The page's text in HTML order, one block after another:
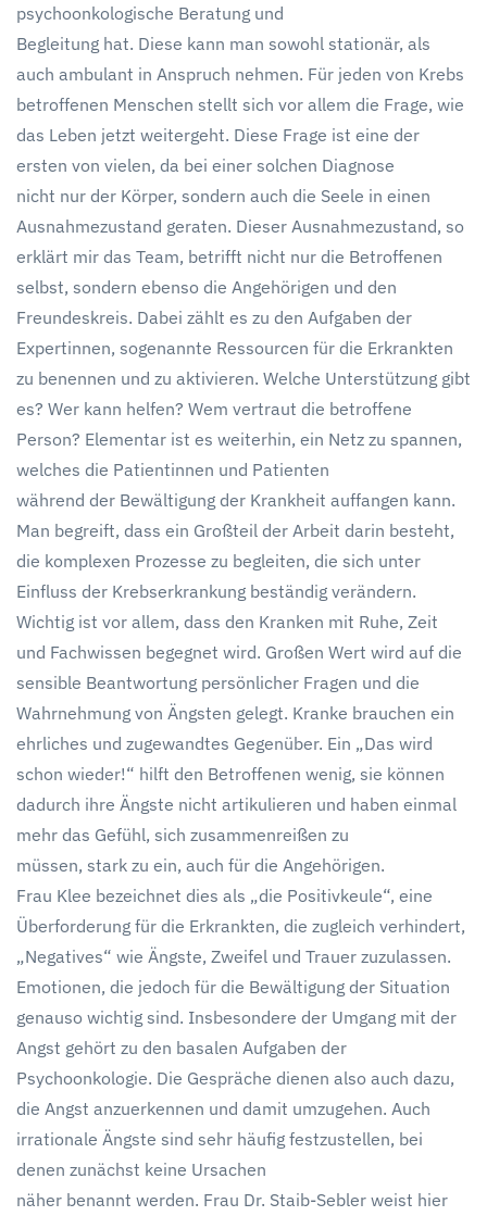
psychoonkologische Beratung und
Begleitung hat. Diese kann man sowohl stationär, als
auch ambulant in Anspruch nehmen. Für jeden von Krebs
betroffenen Menschen stellt sich vor allem die Frage, wie
das Leben jetzt weitergeht. Diese Frage ist eine der
ersten von vielen, da bei einer solchen Diagnose
nicht nur der Körper, sondern auch die Seele in einen
Ausnahmezustand geraten. Dieser Ausnahmezustand, so
erklärt mir das Team, betrifft nicht nur die Betroffenen
selbst, sondern ebenso die Angehörigen und den
Freundeskreis. Dabei zählt es zu den Aufgaben der
Expertinnen, sogenannte Ressourcen für die Erkrankten
zu benennen und zu aktivieren. Welche Unterstützung gibt
es? Wer kann helfen? Wem vertraut die betroffene
Person? Elementar ist es weiterhin, ein Netz zu spannen,
welches die Patientinnen und Patienten
während der Bewältigung der Krankheit auffangen kann.
Man begreift, dass ein Großteil der Arbeit darin besteht,
die komplexen Prozesse zu begleiten, die sich unter
Einfluss der Krebserkrankung beständig verändern.
Wichtig ist vor allem, dass den Kranken mit Ruhe, Zeit
und Fachwissen begegnet wird. Großen Wert wird auf die
sensible Beantwortung persönlicher Fragen und die
Wahrnehmung von Ängsten gelegt. Kranke brauchen ein
ehrliches und zugewandtes Gegenüber. Ein „Das wird
schon wieder!“ hilft den Betroffenen wenig, sie können
dadurch ihre Ängste nicht artikulieren und haben einmal
mehr das Gefühl, sich zusammenreißen zu
müssen, stark zu ein, auch für die Angehörigen.
Frau Klee bezeichnet dies als „die Positivkeule“, eine
Überforderung für die Erkrankten, die zugleich verhindert,
„Negatives“ wie Ängste, Zweifel und Trauer zuzulassen.
Emotionen, die jedoch für die Bewältigung der Situation
genauso wichtig sind. Insbesondere der Umgang mit der
Angst gehört zu den basalen Aufgaben der
Psychoonkologie. Die Gespräche dienen also auch dazu,
die Angst anzuerkennen und damit umzugehen. Auch
irrationale Ängste sind sehr häufig festzustellen, bei
denen zunächst keine Ursachen
näher benannt werden. Frau Dr. Staib-Sebler weist hier